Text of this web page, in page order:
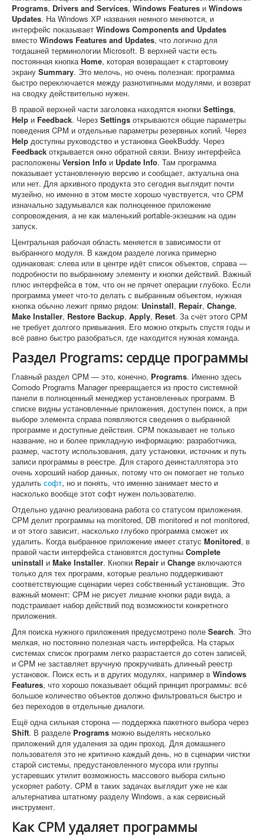
Programs, Drivers and Services, Windows Features и Windows
Updates. На Windows XP названия немного меняются, и
интерфейс показывает Windows Components and Updates
вместо Windows Features and Updates, что логично для
тогдашней терминологии Microsoft. В верхней части есть
постоянная кнопка Home, которая возвращает к стартовому
экрану Summary. Это мелочь, но очень полезная: программа
быстро переключается между разнотипными модулями, и возврат
на сводку действительно нужен.
В правой верхней части заголовка находятся кнопки Settings,
Help и Feedback. Через Settings открываются общие параметры
поведения CPM и отдельные параметры резервных копий. Через
Help доступны руководство и установка GeekBuddy. Через
Feedback открывается окно обратной связи. Внизу интерфейса
расположены Version Info и Update Info. Там программа
показывает установленную версию и сообщает, актуальна она
или нет. Для архивного продукта это сегодня выглядит почти
музейно, но именно в этом месте хорошо чувствуется, что CPM
изначально задумывался как полноценное приложение
сопровождения, а не как маленький portable-экзешник на один
запуск.
Центральная рабочая область меняется в зависимости от
выбранного модуля. В каждом разделе логика примерно
одинаковая: слева или в центре идёт список объектов, справа —
подробности по выбранному элементу и кнопки действий. Важный
плюс интерфейса в том, что он не прячет операции глубоко. Если
программа умеет что-то делать с выбранным объектом, нужная
кнопка обычно лежит прямо рядом: Uninstall, Repair, Change,
Make Installer, Restore Backup, Apply, Reset. За счёт этого CPM
не требует долгого привыкания. Его можно открыть спустя годы и
всё равно быстро разобраться, где находится нужная команда.
Раздел Programs: сердце программы
Главный раздел CPM — это, конечно, Programs. Именно здесь
Comodo Programs Manager превращается из просто системной
панели в полноценный менеджер установленных программ. В
списке видны установленные приложения, доступен поиск, а при
выборе элемента справа появляются сведения о выбранной
программе и доступные действия. CPM показывает не только
название, но и более прикладную информацию: разработчика,
размер, частоту использования, дату установки, источник и путь
записи программы в реестре. Для старого деинсталлятора это
очень хороший набор данных, потому что он помогает не только
удалить софт, но и понять, что именно занимает место и
насколько вообще этот софт нужен пользователю.
Отдельно удачно реализована работа со статусом приложения.
CPM делит программы на monitored, DB monitored и not monitored,
и от этого зависит, насколько глубоко программа сможет их
удалить. Когда выбранное приложение имеет статус Monitored, в
правой части интерфейса становятся доступны Complete
uninstall и Make Installer. Кнопки Repair и Change включаются
только для тех программ, которые реально поддерживают
соответствующие сценарии через собственный установщик. Это
важный момент: CPM не рисует лишние кнопки ради вида, а
подстраивает набор действий под возможности конкретного
приложения.
Для поиска нужного приложения предусмотрено поле Search. Это
мелкая, но постоянно полезная часть интерфейса. На старых
системах список программ легко разрастается до сотен записей,
и CPM не заставляет вручную прокручивать длинный реестр
установок. Поиск есть и в других модулях, например в Windows
Features, что хорошо показывает общий принцип программы: всё
большое количество объектов должно фильтроваться быстро и
без переходов в отдельные диалоги.
Ещё одна сильная сторона — поддержка пакетного выбора через
Shift. В разделе Programs можно выделять несколько
приложений для удаления за один проход. Для домашнего
пользователя это не критично каждый день, но в сценарии чистки
старой системы, предустановленного мусора или группы
устаревших утилит возможность массового выбора сильно
ускоряет работу. CPM в таких задачах выглядит уже не как
альтернатива штатному разделу Windows, а как сервисный
инструмент.
Как CPM удаляет программы